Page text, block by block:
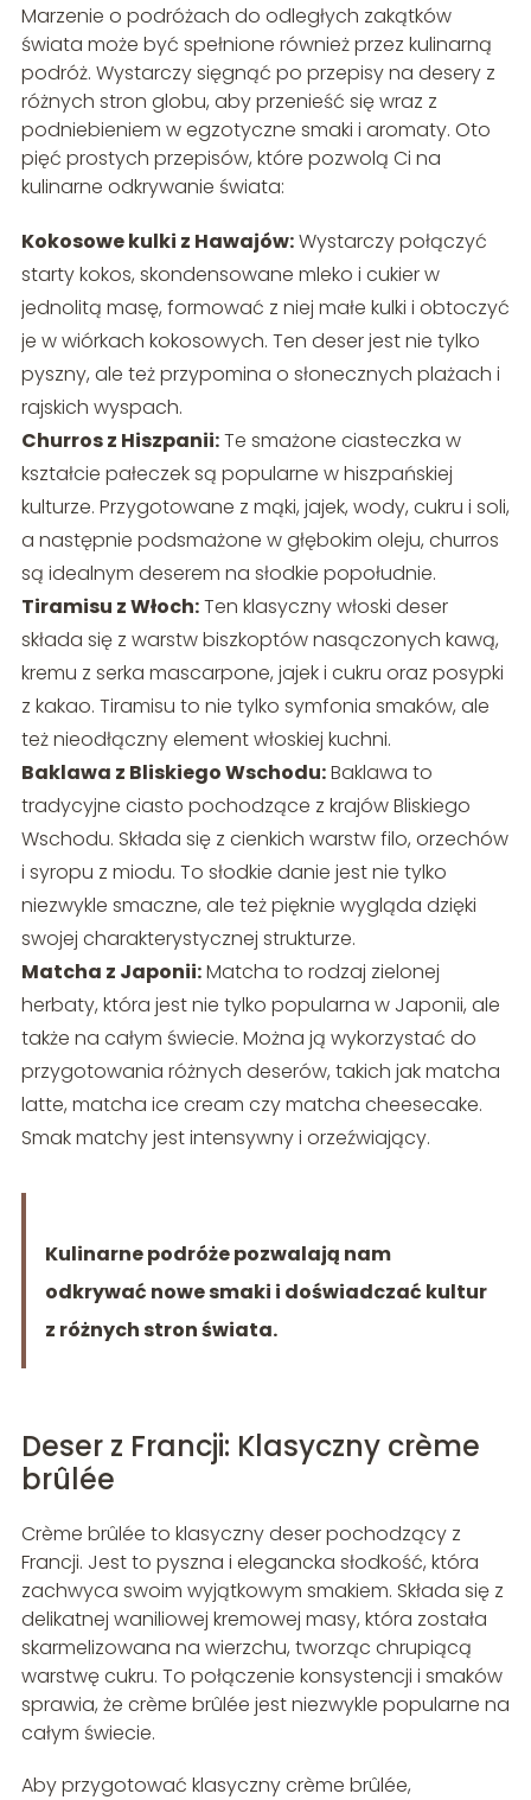
Marzenie o podróżach do odległych zakątków
świata może być spełnione również przez kulinarną
podróż. Wystarczy sięgnąć po przepisy na desery z
różnych stron globu, aby przenieść się wraz z
podniebieniem w egzotyczne smaki i aromaty. Oto
pięć prostych przepisów, które pozwolą Ci na
kulinarne odkrywanie świata:
Kokosowe kulki z Hawajów:Wystarczy połączyć
starty kokos, skondensowane mleko i cukier w
jednolitą masę, formować z niej małe kulki i obtoczyć
je w wiórkach kokosowych. Ten deser jest nie tylko
pyszny, ale też przypomina o słonecznych plażach i
rajskich wyspach.
Churros z Hiszpanii:Te smażone ciasteczka w
kształcie pałeczek są popularne w hiszpańskiej
kulturze. Przygotowane z mąki, jajek, wody, cukru i soli,
a następnie podsmażone w głębokim oleju, churros
są idealnym deserem na słodkie popołudnie.
Tiramisu z Włoch:Ten klasyczny włoski deser
składa się z warstw biszkoptów nasączonych kawą,
kremu z serka mascarpone, jajek i cukru oraz posypki
z kakao. Tiramisu to nie tylko symfonia smaków, ale
też nieodłączny element włoskiej kuchni.
Baklawa z Bliskiego Wschodu:Baklawa to
tradycyjne ciasto pochodzące z krajów Bliskiego
Wschodu. Składa się z cienkich warstw filo, orzechów
i syropu z miodu. To słodkie danie jest nie tylko
niezwykle smaczne, ale też pięknie wygląda dzięki
swojej charakterystycznej strukturze.
Matcha z Japonii:Matcha to rodzaj zielonej
herbaty, która jest nie tylko popularna w Japonii, ale
także na całym świecie. Można ją wykorzystać do
przygotowania różnych deserów, takich jak matcha
latte, matcha ice cream czy matcha cheesecake.
Smak matchy jest intensywny i orzeźwiający.
Kulinarne podróże pozwalają nam
odkrywać nowe smaki i doświadczać kultur
z różnych stron świata.
Deser z Francji: Klasyczny crème
brûlée
Crème brûlée to klasyczny deser pochodzący z
Francji. Jest to pyszna i elegancka słodkość, która
zachwyca swoim wyjątkowym smakiem. Składa się z
delikatnej waniliowej kremowej masy, która została
skarmelizowana na wierzchu, tworząc chrupiącą
warstwę cukru. To połączenie konsystencji i smaków
sprawia, że crème brûlée jest niezwykle popularne na
całym świecie.
Aby przygotować klasyczny crème brûlée,